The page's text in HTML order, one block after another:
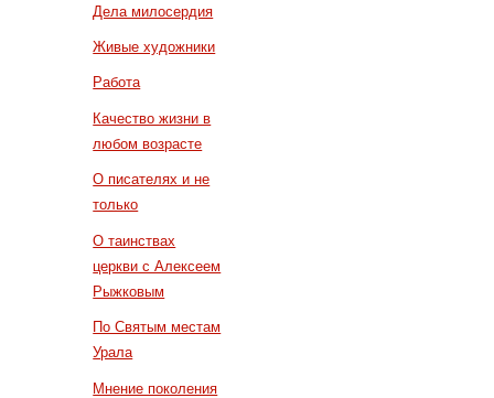
Дела милосердия
Живые художники
Работа
Качество жизни в
любом возрасте
О писателях и не
только
О таинствах
церкви с Алексеем
Рыжковым
По Святым местам
Урала
Мнение поколения